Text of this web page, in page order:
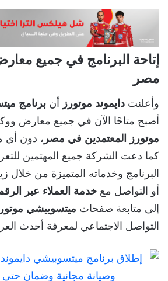
إتاحة البرنامج في جميع
مصر
وأعلنت دايموند موتورز أن برنامج
أصبح متاحًا الآن في جميع معارض
موتورز المعتمدين في مصر ، دون أي
كما دعت الشركة جميع المهتمين
البرنامج وخدماته المتميزة من خلال
أو التواصل مع خدمة العملاء عبر الرقم
إلى متابعة صفحات ميتسوبيشي
التواصل الاجتماعي لمعرفة أحدث